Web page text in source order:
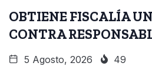
OBTIENE FISCALÍA
CONTRA
5 Agosto, 2026 49